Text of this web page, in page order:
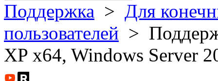
Поддержка > Для
пользователей >
XP x64, Windows Server